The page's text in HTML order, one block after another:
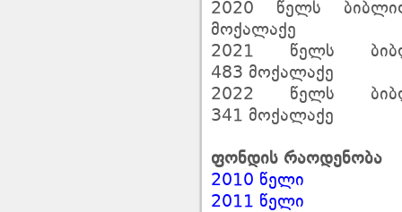
2020 წელს
მოქალაქე
2021 წელს
483 მოქალაქე
2022 წელს
341 მოქალაქე
ფონდის რაოდენობა
2010 წელი
2011 წელი